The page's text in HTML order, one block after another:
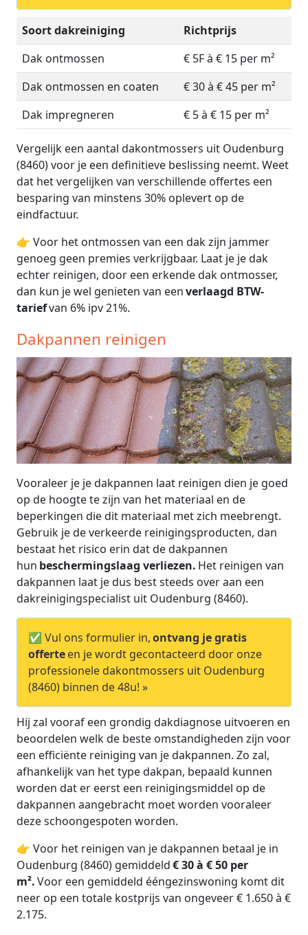
Soort dakreiniging
Richtprijs
Dak ontmossen
€ 5F à € 15 per m²
Dak ontmossen en coaten
€ 30 à € 45 per m²
Dak impregneren
€ 5 à € 15 per m²
Vergelijk een aantal dakontmossers uit Oudenburg
(8460) voor je een definitieve beslissing neemt. Weet
dat het vergelijken van verschillende offertes een
besparing van minstens 30% oplevert op de
eindfactuur.
👉 Voor het ontmossen van een dak zijn jammer
genoeg geen premies verkrijgbaar. Laat je je dak
echter reinigen, door een erkende dak ontmosser,
dan kun je wel genieten van eenverlaagd BTW-
tariefvan 6% ipv 21%.
Dakpannen reinigen
Vooraleer je je dakpannen laat reinigen dien je goed
op de hoogte te zijn van het materiaal en de
beperkingen die dit materiaal met zich meebrengt.
Gebruik je de verkeerde reinigingsproducten, dan
bestaat het risico erin dat de dakpannen
hun beschermingslaag verliezen. Het reinigen van
dakpannen laat je dus best steeds over aan een
dakreinigingspecialist uit Oudenburg (8460).
✅ Vul ons formulier in,ontvang je gratis
offerteen je wordt gecontacteerd door onze
professionele dakontmossers uit Oudenburg
(8460) binnen de 48u! »
Hij zal vooraf een grondig dakdiagnose uitvoeren en
beoordelen welk de beste omstandigheden zijn voor
een efficiënte reiniging van je dakpannen. Zo zal,
afhankelijk van het type dakpan, bepaald kunnen
worden dat er eerst een reinigingsmiddel op de
dakpannen aangebracht moet worden vooraleer
deze schoongespoten worden.
👉 Voor het reinigen van je dakpannen betaal je in
Oudenburg (8460) gemiddeld€ 30 à € 50 per
m².Voor een gemiddeld ééngezinswoning komt dit
neer op een totale kostprijs van ongeveer € 1.650 à €
2.175.